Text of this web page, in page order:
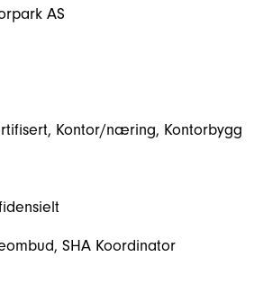
AS
Kontor/næring, Kontorbygg
SHA Koordinator